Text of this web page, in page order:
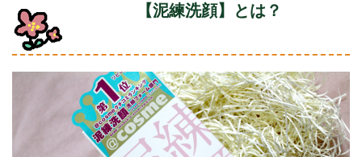
【泥練洗顔】とは？